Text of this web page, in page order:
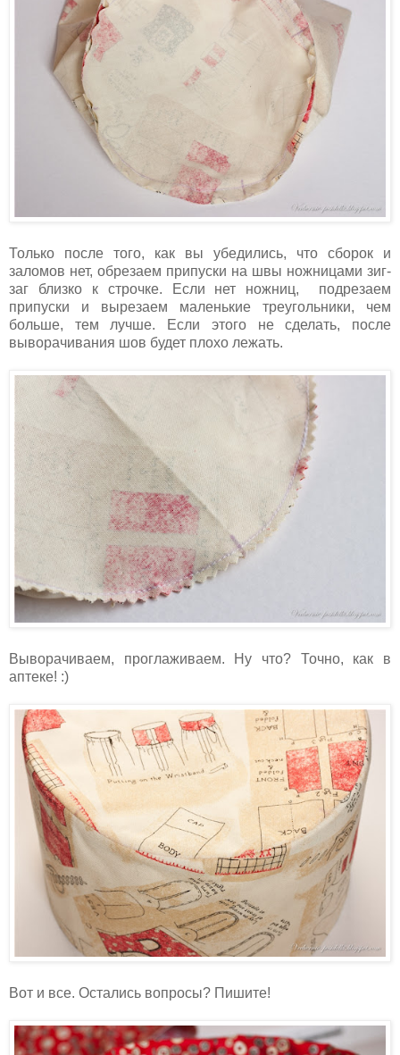
Только после того, как вы убедились, что сборок и
заломов нет, обрезаем припуски на швы ножницами зиг-
заг близко к строчке. Если нет ножниц, подрезаем
припуски и вырезаем маленькие треугольники, чем
больше, тем лучше. Если этого не сделать, после
выворачивания шов будет плохо лежать.
Выворачиваем, проглаживаем. Ну что? Точно, как в
аптеке! :)
Вот и все. Остались вопросы? Пишите!